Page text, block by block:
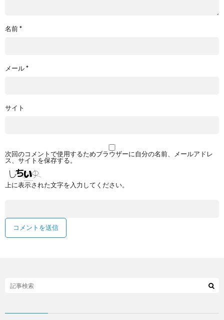
名前*
メール*
サイト
次回のコメントで使用するためブラウザーに自分の名前、メールアドレ
ス、サイトを保存する。
上に表示された文字を入力してください。